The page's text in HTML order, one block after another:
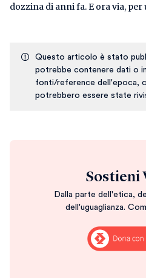
dozzina di anni fa. E ora via,
Questo articolo è stato
potrebbe contenere dati o
fonti/reference dell'epoca,
potrebbero essere state
Sostieni
Dalla parte dell'etica,
dell'uguaglianza.